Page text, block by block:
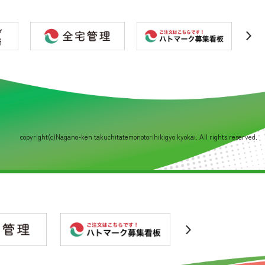
copyright(c)Nagano-ken takuchitatemonotorihikigyo kyokai. All rights reserved.